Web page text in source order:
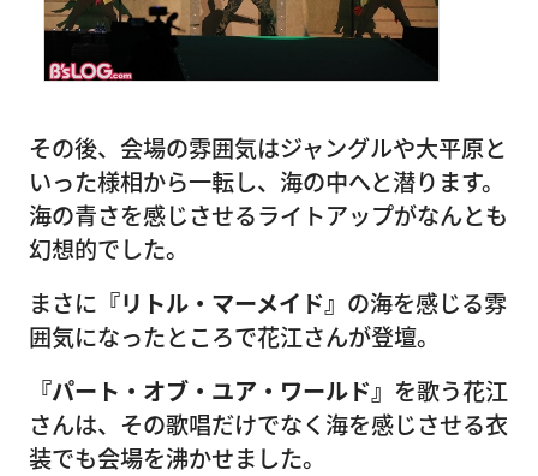
その後、会場の雰囲気はジャングルや大平原と
いった様相から一転し、海の中へと潜ります。
海の青さを感じさせるライトアップがなんとも
幻想的でした。
まさに 『リトル・マーメイド』 の海を感じる雰
囲気になったところで花江さんが登壇。
『パート・オブ・ユア・ワールド』 を歌う花江
さんは、その歌唱だけでなく海を感じさせる衣
装でも会場を沸かせました。